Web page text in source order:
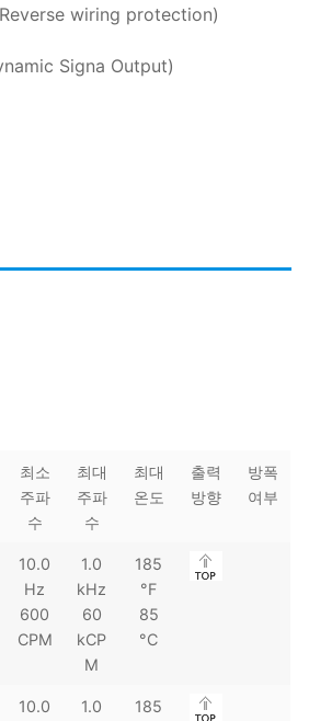
wiring protection)
Signa Output)
최소
주파
수
최대
주파
수
최대
온도
출력
방향
방폭
여부
10.0
Hz
600
CPM
1.0
kHz
60
kCP
M
185
°F
85
°C
10.0 1.0 185